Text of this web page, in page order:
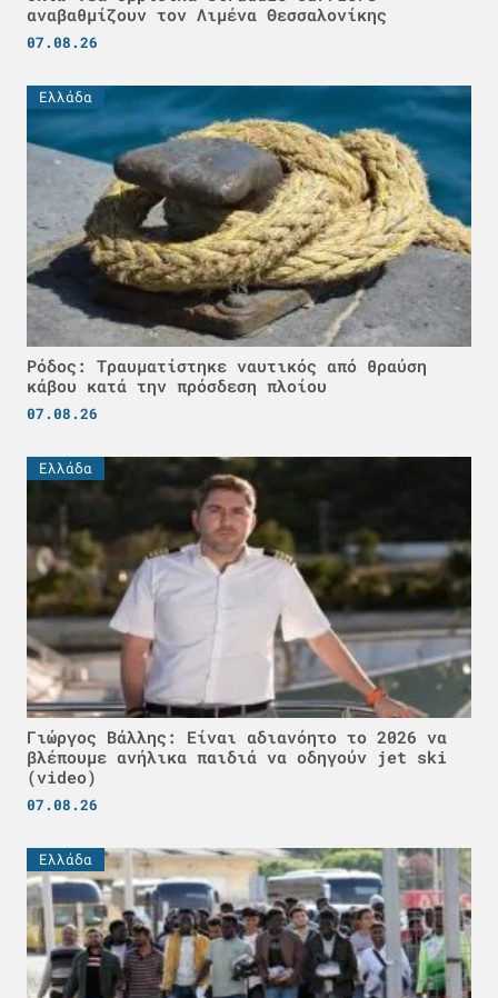
αναβαθμίζουν τον Λιμένα Θεσσαλονίκης
07.08.26
Ελλάδα
Ρόδος: Τραυματίστηκε ναυτικός από θραύση
κάβου κατά την πρόσδεση πλοίου
07.08.26
Ελλάδα
Γιώργος Βάλλης: Είναι αδιανόητο το 2026 να
βλέπουμε ανήλικα παιδιά να οδηγούν jet ski
(video)
07.08.26
Ελλάδα